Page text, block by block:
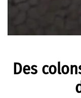
Des